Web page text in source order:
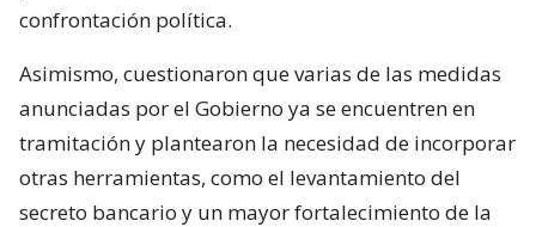
confrontación política.
Asimismo, cuestionaron que varias de las medidas
anunciadas por el Gobierno ya se encuentren en
tramitación y plantearon la necesidad de incorporar
otras herramientas, como el levantamiento del
secreto bancario y un mayor fortalecimiento de la